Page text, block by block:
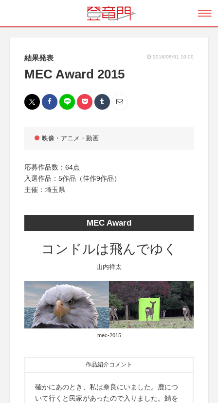
結果発表 2016/08/31 10:00
MEC Award 2015
映像・アニメ・動画
応募作品数：64点
入選作品：5作品（佳作9作品）
主催：埼玉県
MEC Award
コンドルは飛んでゆく
山内祥太
mec-2015
作品紹介コメント
確かにあのとき、私は奈良にいました。鹿につ
いて行くと民家があったので入りました。鯖を